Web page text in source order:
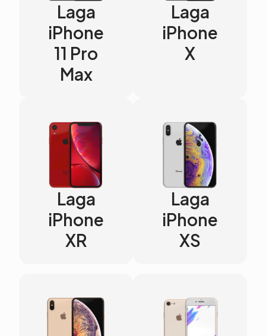
Laga
iPhone
11 Pro
Max
Laga
iPhone
X
Laga
iPhone
XR
Laga
iPhone
XS